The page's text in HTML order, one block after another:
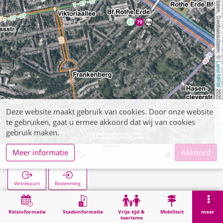
, Kartendaten, Geobasisdaten: ©
Land NRW
2021, Lizenz
dl-de/by-2-0
Reisinformatie Stadsinformatie
Vrije tijd &
toerisme
Mobiliteit meer
Goerdelerstraße
Vertrekpunt Bestemming
Zoekopracht Goerdelerstraße
Deze website maakt gebruik van cookies. Door onze website
te gebruiken, gaat u ermee akkoord dat wij van cookies
gebruik maken.
Meer informatie
Akkoord